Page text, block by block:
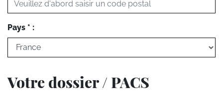
Pays * :
Votre dossier / PACS